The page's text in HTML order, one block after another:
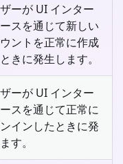
ーが UI インター
スを通じて新しい
ントを正常に作成
きに発生します。
ーが UI インター
スを通じて正常に
インしたときに発
す。